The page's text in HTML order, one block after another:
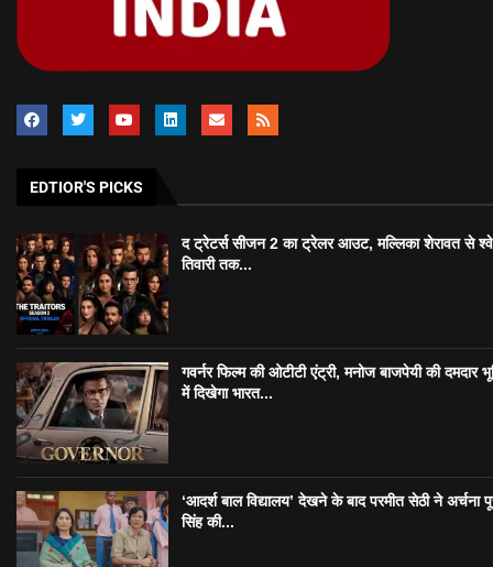
EDTIOR'S PICKS
द ट्रेटर्स सीजन 2 का ट्रेलर आउट, मल्लिका शेरावत से
तिवारी तक...
गवर्नर फिल्म की ओटीटी एंट्री, मनोज बाजपेयी की दमदार
में दिखेगा भारत...
‘आदर्श बाल विद्यालय’ देखने के बाद परमीत सेठी ने अर्चना
सिंह की...